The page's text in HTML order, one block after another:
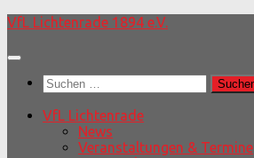
Unter
Inhalt
VfL Lichtenrade 1894 e.V.
Suchen
nach:
VfL Lichtenrade
News
Veranstaltungen & Termine